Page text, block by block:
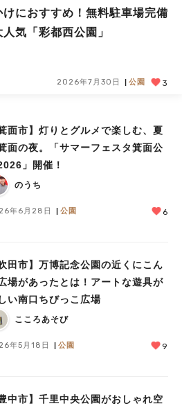
けにおすすめ！無料駐車場完備
気「彩都西公園」
2026年7月30日 公園 3
箕面市】灯りとグルメで楽しむ、夏
面の夜。「サマーフェスタ箕面公
」開催！
のうち
年6月28日 公園 6
吹田市】万博記念公園の近くにこん
場があったとは！アートな遊具が
い南口ちびっこ広場
こころあそび
年5月18日 公園 9
豊中市】千里中央公園がおしゃれ空